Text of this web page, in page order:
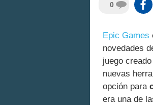
0
Epic Games
novedades
juego
nuevas
opción para
era una de